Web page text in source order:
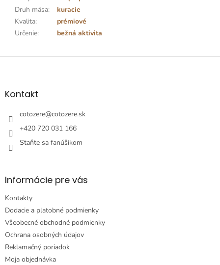
Druh mäsa:
kuracie
Kvalita:
prémiové
Určenie: bežná aktivita
Z
äKontakt
cotozere@cotozere.sk
+420 720 031 166
Staňte sa fanúšikom
Informácie pre vás
Kontakty
Dodacie a platobné podmienky
Všeobecné obchodné podmienky
Ochrana osobných údajov
Reklamačný poriadok
Moja objednávka